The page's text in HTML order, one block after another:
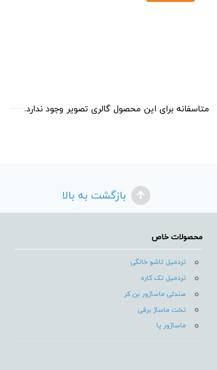
متاسفانه برای این محصول گالری تصویر وجود ندارد.
بازگشت به بالا
محصولات خاص
تردمیل تاشو خانگی
تردمیل تک کاره
صندلی ماساژور بن کر
تخت ماساژ برقی
ماساژور پا